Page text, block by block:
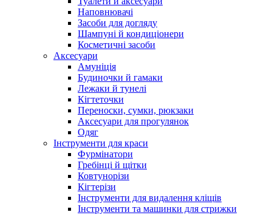
Наповнювачі
Засоби для догляду
Шампуні й кондиціонери
Косметичні засоби
Аксесуари
Амуніція
Будиночки й гамаки
Лежаки й тунелі
Кігтеточки
Переноски, сумки, рюкзаки
Аксесуари для прогулянок
Одяг
Інструменти для краси
Фурмінатори
Гребінці й щітки
Ковтунорізи
Кігтерізи
Інструменти для видалення кліщів
Інструменти та машинки для стрижки